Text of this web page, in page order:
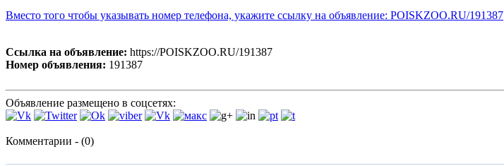
Вместо того чтобы указывать номер телефона, укажите ссылку на объявление: POISKZOO.RU/191387
Ссылка на объявление: https://POISKZOO.RU/191387
Номер объявления: 191387
Объявление размещено в соцсетях:
Комментарии - (0)